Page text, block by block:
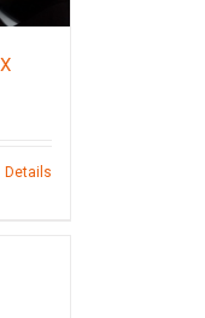
Details